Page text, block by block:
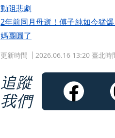
動阻悲劇
2年前同月母逝！傅子純如今猛
媽團圓了
更新時間 2026.06.16 13:20 臺北時
追蹤
我們